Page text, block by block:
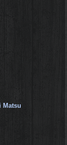
Matsu